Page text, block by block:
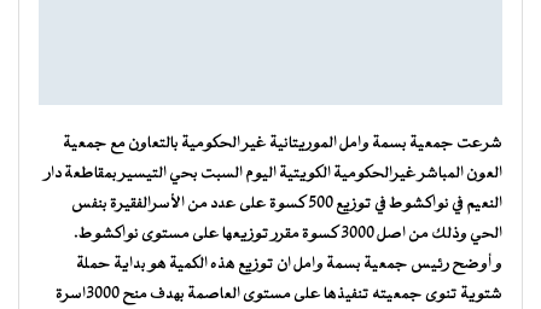
شرعت جمعية بسمة وامل الموريتانية غير الحكومية بالتعاون مع جمعية
العون المباشر غيرالحكومية الكويتية اليوم السبت بحي التيسير بمقاطعة دار
النعيم في نواكشوط في توزيع 500 كسوة على عدد من الأسرالفقيرة بنفس
الحي وذلك من اصل 3000 كسوة مقرر توزيعها على مستوى نواكشوط.
و أوضح رئيس جمعية بسمة وامل ان توزيع هذه الكمية هو بداية حملة
شتوية تنوى جمعيته تنفيذها على مستوى العاصمة بهدف منح 3000اسرة